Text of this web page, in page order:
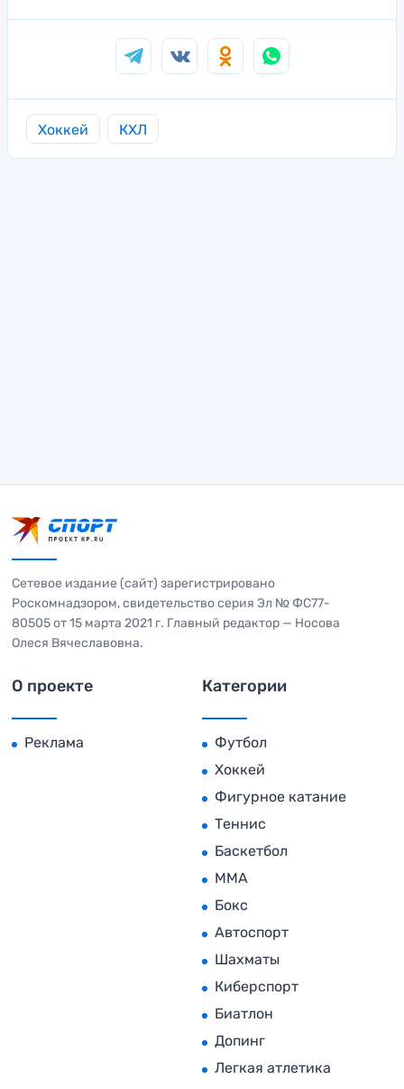
Хоккей КХЛ
Сетевое издание (сайт) зарегистрировано
Роскомнадзором, свидетельство серия Эл № ФС77-
80505 от 15 марта 2021 г. Главный редактор — Носова
Олеся Вячеславовна.
О проекте
Реклама
Категории
Футбол
Хоккей
Фигурное катание
Теннис
Баскетбол
MMA
Бокс
Автоспорт
Шахматы
Киберспорт
Биатлон
Допинг
Легкая атлетика